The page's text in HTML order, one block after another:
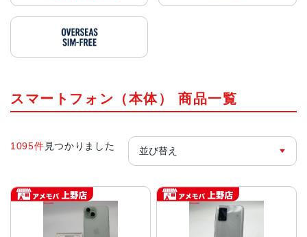
スマートフォン（本体） 商品一覧
1095件 見つかりました